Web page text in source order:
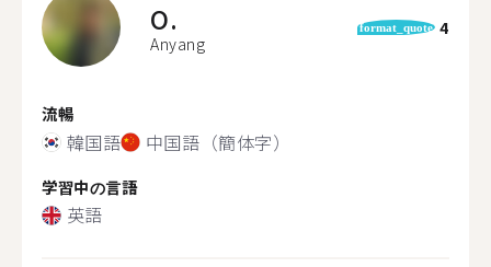
O.
Anyang
format_quote 4
流暢
韓国語 中国語（簡体字）
学習中の言語
英語